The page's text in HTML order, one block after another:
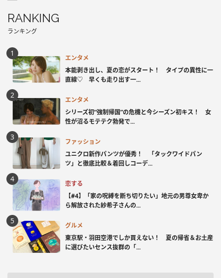
RANKING
ランキング
エンタメ
本能剥き出し、夏の恋がスタート！ タイプの異性に一
直線♡ 早くも走り出す一...
エンタメ
シリーズ初“強制帰国”の危機と今シーズン初キス！ 女
性が沼るモテテク勃発で...
ファッション
ユニクロ新作パンツが優秀！ 「タックワイドパン
ツ」と徹底比較＆着回しコーデ...
恋する
【#4】「家の呪縛を断ち切りたい」地元の男尊女卑か
ら解放された紗希子さんの...
グルメ
東京駅・羽田空港でしか買えない！ 夏の帰省＆お土産
に選びたいセンス抜群の「...